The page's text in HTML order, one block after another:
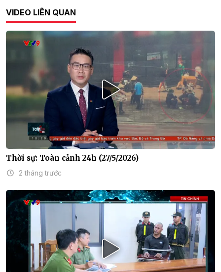
VIDEO LIÊN QUAN
Thời sự: Toàn cảnh 24h (27/5/2026)
2 tháng trước